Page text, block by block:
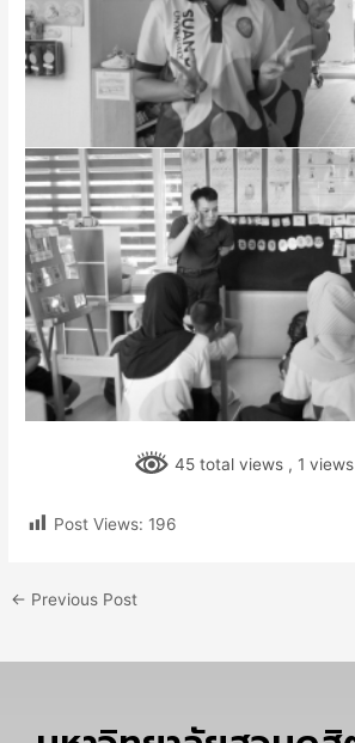
45 total views , 1
Post Views: 196
← Previous Post